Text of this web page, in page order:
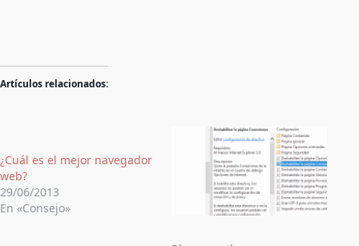
Artículos relacionados:
¿Cuál es el mejor navegador
web?
29/06/2013
En «Consejo»